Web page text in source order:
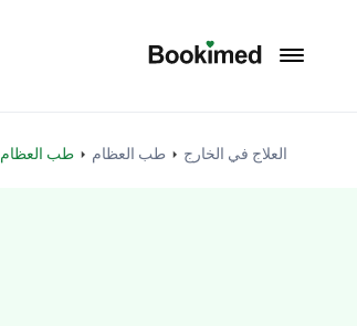
العلاج في الخارج طب العظام طب